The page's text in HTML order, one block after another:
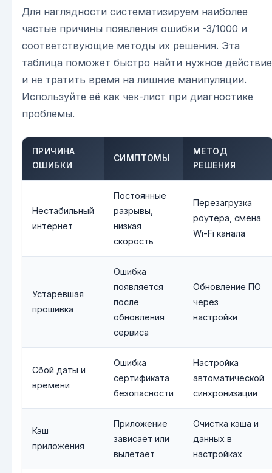
Для наглядности систематизируем наиболее
частые причины появления ошибки -3/1000 и
соответствующие методы их решения. Эта
таблица поможет быстро найти нужное действие
и не тратить время на лишние манипуляции.
Используйте её как чек-лист при диагностике
проблемы.
ПРИЧИНА
ОШИБКИ
СИМПТОМЫ
МЕТОД
РЕШЕНИЯ
Нестабильный
интернет
Постоянные
разрывы,
низкая
скорость
Перезагрузка
роутера, смена
Wi-Fi канала
Устаревшая
прошивка
Ошибка
появляется
после
обновления
сервиса
Обновление ПО
через
настройки
Сбой даты и
времени
Ошибка
сертификата
безопасности
Настройка
автоматической
синхронизации
Кэш
приложения
Приложение
зависает или
вылетает
Очистка кэша и
данных в
настройках